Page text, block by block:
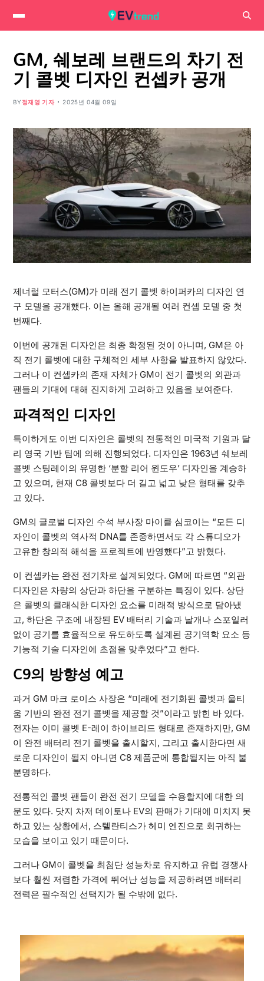
GM, 쉐보레 브랜드의 차기 전
기 콜벳 디자인 컨셉카 공개
BY 정재영 기자 2025년 04월 09일
제너럴 모터스(GM)가 미래 전기 콜벳 하이퍼카의 디자인 연
구 모델을 공개했다. 이는 올해 공개될 여러 컨셉 모델 중 첫
번째다.
이번에 공개된 디자인은 최종 확정된 것이 아니며, GM은 아
직 전기 콜벳에 대한 구체적인 세부 사항을 발표하지 않았다.
그러나 이 컨셉카의 존재 자체가 GM이 전기 콜벳의 외관과
팬들의 기대에 대해 진지하게 고려하고 있음을 보여준다.
파격적인 디자인
특이하게도 이번 디자인은 콜벳의 전통적인 미국적 기원과 달
리 영국 기반 팀에 의해 진행되었다. 디자인은 1963년 쉐보레
콜벳 스팅레이의 유명한 ‘분할 리어 윈도우’ 디자인을 계승하
고 있으며, 현재 C8 콜벳보다 더 길고 넓고 낮은 형태를 갖추
고 있다.
GM의 글로벌 디자인 수석 부사장 마이클 심코이는 “모든 디
자인이 콜벳의 역사적 DNA를 존중하면서도 각 스튜디오가
고유한 창의적 해석을 프로젝트에 반영했다”고 밝혔다.
이 컨셉카는 완전 전기차로 설계되었다. GM에 따르면 “외관
디자인은 차량의 상단과 하단을 구분하는 특징이 있다. 상단
은 콜벳의 클래식한 디자인 요소를 미래적 방식으로 담아냈
고, 하단은 구조에 내장된 EV 배터리 기술과 날개나 스포일러
없이 공기를 효율적으로 유도하도록 설계된 공기역학 요소 등
기능적 기술 디자인에 초점을 맞추었다”고 한다.
C9의 방향성 예고
과거 GM 마크 로이스 사장은 “미래에 전기화된 콜벳과 울티
움 기반의 완전 전기 콜벳을 제공할 것”이라고 밝힌 바 있다.
전자는 이미 콜벳 E-레이 하이브리드 형태로 존재하지만, GM
이 완전 배터리 전기 콜벳을 출시할지, 그리고 출시한다면 새
로운 디자인이 될지 아니면 C8 제품군에 통합될지는 아직 불
분명하다.
전통적인 콜벳 팬들이 완전 전기 모델을 수용할지에 대한 의
문도 있다. 닷지 차저 데이토나 EV의 판매가 기대에 미치지 못
하고 있는 상황에서, 스텔란티스가 헤미 엔진으로 회귀하는
모습을 보이고 있기 때문이다.
그러나 GM이 콜벳을 최첨단 성능차로 유지하고 유럽 경쟁사
보다 훨씬 저렴한 가격에 뛰어난 성능을 제공하려면 배터리
전력은 필수적인 선택지가 될 수밖에 없다.